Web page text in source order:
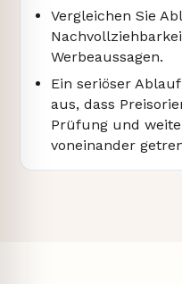
Vergleichen Sie
Werbeaussagen.
Ein seriöser
aus, dass
Prüfung und
voneinander